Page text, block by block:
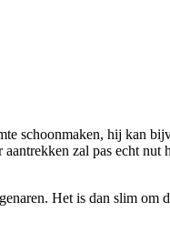
schoonmaken, hij kan
zal pas echt nut
Het is dan slim om